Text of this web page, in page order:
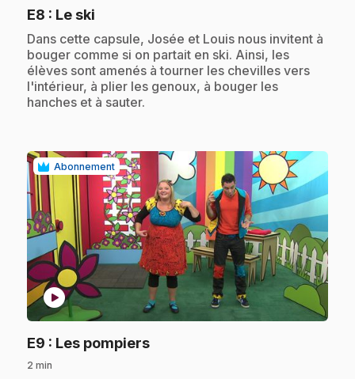
E8 : Le ski
.Dans cette capsule, Josée et Louis nous invitent à
bouger comme si on partait en ski. Ainsi, les
élèves sont amenés à tourner les chevilles vers
l'intérieur, à plier les genoux, à bouger les
hanches et à sauter.
Abonnement
play_circle
E9 : Les pompiers.
2 min